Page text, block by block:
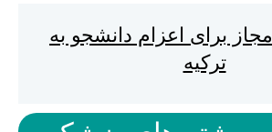
برای اعزام دانشجو به
ترکیه